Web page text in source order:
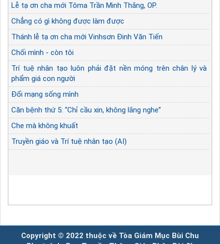
Lễ tạ ơn cha mới Tôma Trần Minh Thắng, OP.
Chẳng có gì không được làm được
Thánh lễ tạ ơn cha mới Vinhsơn Đinh Văn Tiến
Chối mình - còn tôi
Trí tuệ nhân tạo luôn phải đặt nền móng trên chân lý và
phẩm giá con người
Đổi mạng sống mình
Căn bệnh thứ 5: “Chỉ cầu xin, không lắng nghe”
Che mà không khuất
Truyền giáo và Trí tuệ nhân tạo (AI)
Copyright © 2022 thuộc về Tòa Giám Mục Bùi Chu